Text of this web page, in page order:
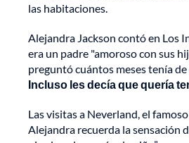
las habitaciones.
Alejandra Jackson contó en Los
era un padre "amoroso con sus
preguntó cuántos meses tenía
Incluso les decía que quería
Las visitas a Neverland, el
Alejandra recuerda la sensación